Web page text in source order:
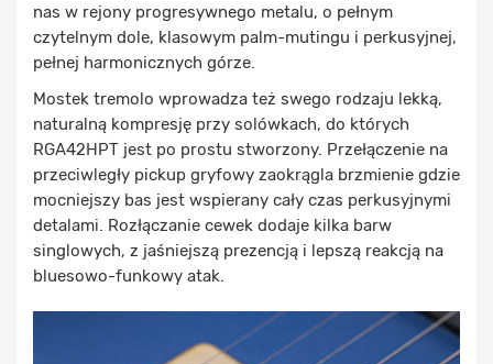
nas w rejony progresywnego metalu, o pełnym
czytelnym dole, klasowym palm-mutingu i perkusyjnej,
pełnej harmonicznych górze.
Mostek tremolo wprowadza też swego rodzaju lekką,
naturalną kompresję przy solówkach, do których
RGA42HPT jest po prostu stworzony. Przełączenie na
przeciwległy pickup gryfowy zaokrągla brzmienie gdzie
mocniejszy bas jest wspierany cały czas perkusyjnymi
detalami. Rozłączanie cewek dodaje kilka barw
singlowych, z jaśniejszą prezencją i lepszą reakcją na
bluesowo-funkowy atak.